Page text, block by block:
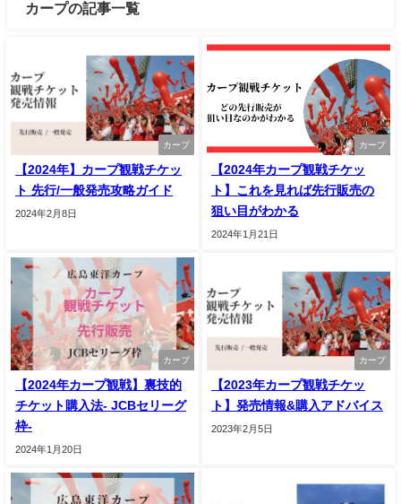
カープの記事一覧
カープ
【2024年】カープ観戦チケッ
ト 先行/一般発売攻略ガイド
2024年2月8日
カープ
【2024年カープ観戦チケッ
ト】これを見れば先行販売の
狙い目がわかる
2024年1月21日
カープ
【2024年カープ観戦】裏技的
チケット購入法- JCBセリーグ
枠-
2024年1月20日
カープ
【2023年カープ観戦チケッ
ト】発売情報&購入アドバイス
2023年2月5日